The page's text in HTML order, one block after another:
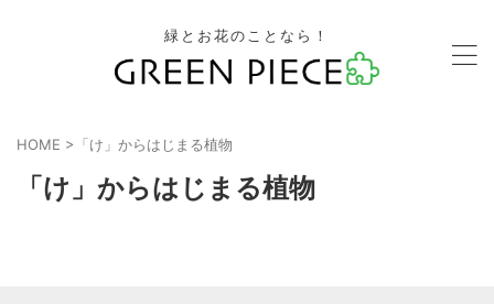
緑とお花のことなら！
HOME > 「け」からはじまる植物
「け」からはじまる植物